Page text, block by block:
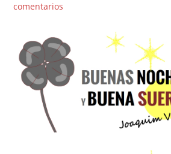
comentarios